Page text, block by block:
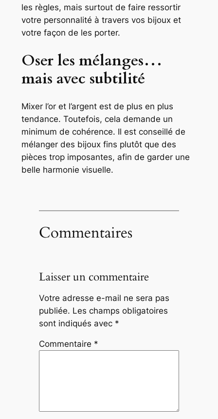
les règles, mais surtout de faire ressortir
votre personnalité à travers vos bijoux et
votre façon de les porter.
Oser les mélanges…
mais avec subtilité
Mixer l’or et l’argent est de plus en plus
tendance. Toutefois, cela demande un
minimum de cohérence. Il est conseillé de
mélanger des bijoux fins plutôt que des
pièces trop imposantes, afin de garder une
belle harmonie visuelle.
Commentaires
Laisser un commentaire
Votre adresse e-mail ne sera pas
publiée. Les champs obligatoires
sont indiqués avec *
Commentaire *